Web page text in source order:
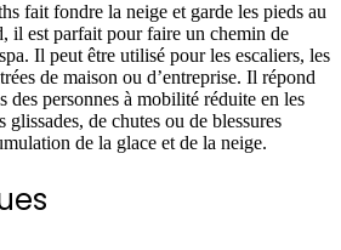
fait fondre la neige et garde les pieds au
il est parfait pour faire un chemin de
Il peut être utilisé pour les escaliers, les
de maison ou d’entreprise. Il répond
des personnes à mobilité réduite en les
glissades, de chutes ou de blessures
de la glace et de la neige.